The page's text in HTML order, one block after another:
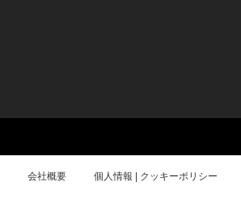
会社概要 個人情報 | クッキーポリシー